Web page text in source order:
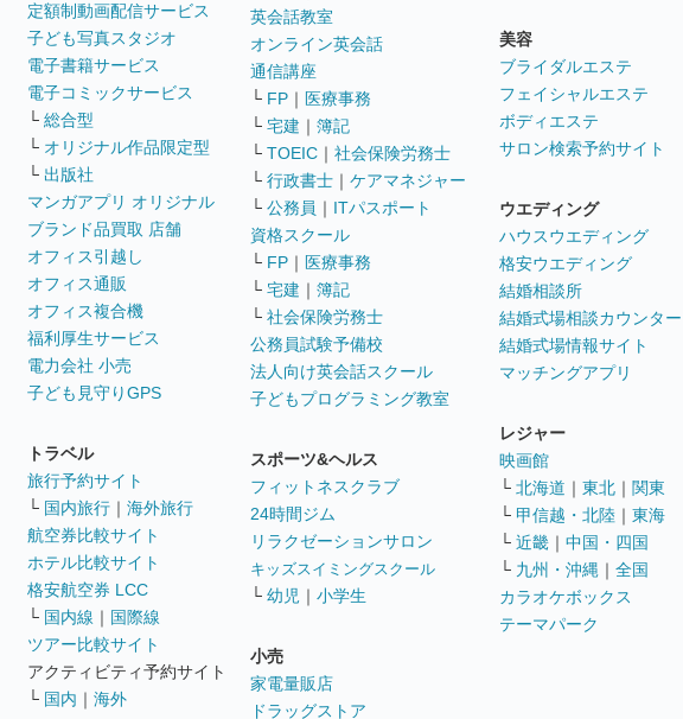
定額制動画配信サービス
子ども写真スタジオ
電子書籍サービス
電子コミックサービス
└ 総合型
└ オリジナル作品限定型
└ 出版社
マンガアプリ オリジナル
ブランド品買取 店舗
オフィス引越し
オフィス通販
オフィス複合機
福利厚生サービス
電力会社 小売
子ども見守りGPS
トラベル
旅行予約サイト
└ 国内旅行 ｜ 海外旅行
航空券比較サイト
ホテル比較サイト
格安航空券 LCC
└ 国内線 ｜ 国際線
ツアー比較サイト
アクティビティ予約サイト
└ 国内 ｜ 海外
英会話教室
オンライン英会話
通信講座
└ FP ｜ 医療事務
└ 宅建 ｜ 簿記
└ TOEIC ｜ 社会保険労務士
└ 行政書士 ｜ ケアマネジャー
└ 公務員 ｜ ITパスポート
資格スクール
└ FP ｜ 医療事務
└ 宅建 ｜ 簿記
└ 社会保険労務士
公務員試験予備校
法人向け英会話スクール
子どもプログラミング教室
スポーツ&ヘルス
フィットネスクラブ
24時間ジム
リラクゼーションサロン
キッズスイミングスクール
└ 幼児 ｜ 小学生
小売
家電量販店
ドラッグストア
美容
ブライダルエステ
フェイシャルエステ
ボディエステ
サロン検索予約サイト
ウエディング
ハウスウエディング
格安ウエディング
結婚相談所
結婚式場相談カウンター
結婚式場情報サイト
マッチングアプリ
レジャー
映画館
└ 北海道 ｜ 東北 ｜ 関東
└ 甲信越・北陸 ｜ 東海
└ 近畿 ｜ 中国・四国
└ 九州・沖縄 ｜ 全国
カラオケボックス
テーマパーク